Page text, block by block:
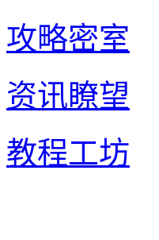
攻略密室
资讯瞭望
教程工坊